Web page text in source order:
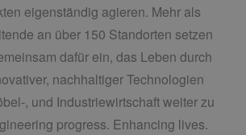
eigenständig agieren. Mehr als
an über 150 Standorten setzen
dafür ein, das Leben durch
nachhaltiger Technologien
, und Industriewirtschaft weiter zu
progress. Enhancing lives.